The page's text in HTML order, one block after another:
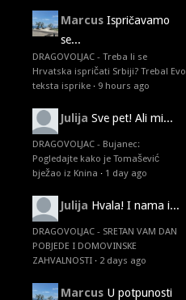
Marcus Ispričavamo
se...
DRAGOVOLJAC - Treba li se
Hrvatska ispričati Srbiji? Treba! Evo
teksta isprike · 9 hours ago
Julija Sve pet! Ali mi...
DRAGOVOLJAC - Bujanec:
Pogledajte kako je Tomašević
bježao iz Knina · 1 day ago
Julija Hvala! I nama i...
DRAGOVOLJAC - SRETAN VAM DAN
POBJEDE I DOMOVINSKE
ZAHVALNOSTI · 2 days ago
Marcus U potpunosti